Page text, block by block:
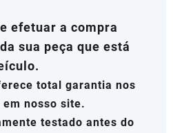
efetuar a compra
sua peça que está
total garantia nos
nosso site.
testado antes do